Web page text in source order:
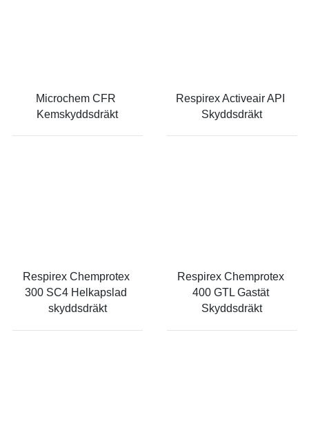
Microchem CFR
Kemskyddsdräkt
Respirex Activeair API
Skyddsdräkt
Respirex Chemprotex
300 SC4 Helkapslad
skyddsdräkt
Respirex Chemprotex
400 GTL Gastät
Skyddsdräkt